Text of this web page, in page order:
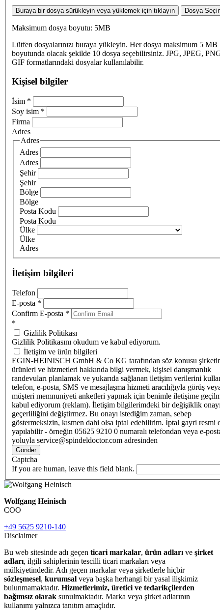
Buraya bir dosya sürükleyin veya yüklemek için tıklayın Dosya
Maksimum dosya boyutu: 5MB
Lütfen dosyalarınızı buraya yükleyin. Her dosya maksimum 5 MB
boyutunda olacak şekilde 10 dosya seçebilirsiniz. JPG, JPEG,
GIF formatlarındaki dosyalar kullanılabilir.
Kişisel bilgiler
İsim *
Soy isim *
Firma
Adres
Adres
Adres
Adres
Şehir
Şehir
Bölge
Bölge
Posta Kodu
Posta Kodu
Ülke
Ülke
Adres
İletişim bilgileri
Telefon
E-posta *
Confirm E-posta *
*
Gizlilik Politikası
Gizlilik Politikasını okudum ve kabul ediyorum.
İletişim ve ürün bilgileri
EGIN-HEINISCH GmbH & Co KG tarafından söz konusu
ürünleri ve hizmetleri hakkında bilgi vermek, kişisel danışmanlık
randevuları planlamak ve yukarıda sağlanan iletişim verilerini
telefon, e-posta, SMS ve mesajlaşma hizmeti aracılığıyla görüş
müşteri memnuniyeti anketleri yapmak için benimle iletişime
kabul ediyorum (reklam). İletişim bilgilerimdeki bir değişiklik
geçerliliğini değiştirmez. Bu onayı istediğim zaman, sebep
göstermeksizin, kısmen dahi olsa iptal edebilirim. İptal gayri resmi
yapılabilir - örneğin 05625 9210 0 numaralı telefondan veya e-
yoluyla service@spindeldoctor.com adresinden
Gönder
Captcha
If you are human, leave this field blank.
Wolfgang Heinisch
COO
+49 5625 9210-140
Disclaimer
Bu web sitesinde adı geçen ticari markalar, ürün adları ve şirket
adları, ilgili sahiplerinin tescilli ticari markaları veya
mülkiyetindedir. Adı geçen markalar veya şirketlerle hiçbir
sözleşmesel, kurumsal veya başka herhangi bir yasal ilişkimiz
bulunmamaktadır. Hizmetlerimiz, üretici ve tedarikçilerden
bağımsız olarak sunulmaktadır. Marka veya şirket adlarının
kullanımı yalnızca tanıtım amaçlıdır.